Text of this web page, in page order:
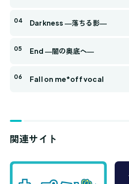
Darkness ―落ちる影―
End ―闇の奥底へ―
Fall on me*off vocal
関連サイト